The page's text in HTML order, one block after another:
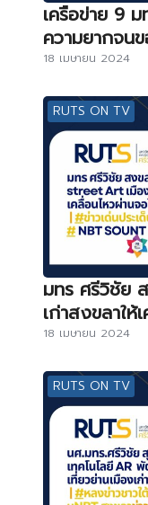
เครือข่าย 9
ความยากจน
18 เมษายน 2024
RUTS ON TV
มทร ศรีวิชัย
เก่าสงขลาให้
18 เมษายน 2024
RUTS ON TV